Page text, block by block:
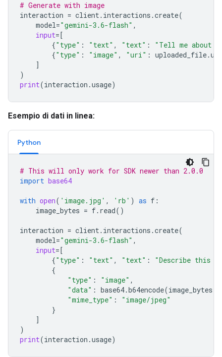
# Generate with image
interaction = client. interactions .create(
model="gemini-3.6-flash" ,
input=[
{"type" : "text" , "text" :
"Tell me about
{"type" : "image" , "uri" : uploaded_file.uri
]
)
print(interaction .usage)
Esempio di dati in linea:
Python
# This will only work for SDK newer than 2.0.0
import base64
with open( 'image.jpg' , 'rb' ) as f :
image_bytes = f. read()
interaction = client. interactions .create(
model="gemini-3.6-flash" ,
input=[
{"type" : "text" , "text" :
"Describe this
{
"type" : "image" ,
"data" : base64.b64encode(image_bytes
"mime_type" :
"image/jpeg"
}
]
)
print(interaction .usage)